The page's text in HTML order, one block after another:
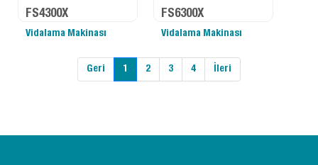
FS4300X
Vidalama Makinası
FS6300X
Vidalama Makinası
Geri 1 2 3 4 İleri